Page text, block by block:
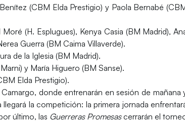
(CBM Elda Prestigio) y Paola Bernabé
(H. Esplugues), Kenya Casia (BM Madrid),
Guerra (BM Caima Villaverde).
de la Iglesia (BM Madrid).
y María Higuero (BM Sanse).
Elda Prestigio).
donde entrenarán en sesión de mañana
la competición: la primera jornada
último, las Guerreras Promesascerrarán el